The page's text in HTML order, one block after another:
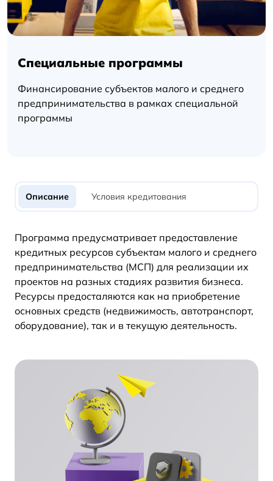
Специальные программы
Финансирование субъектов малого и среднего
предпринимательства в рамках специальной
программы
Описание Условия кредитования
Программа предусматривает предоставление
кредитных ресурсов субъектам малого и среднего
предпринимательства (МСП) для реализации их
проектов на разных стадиях развития бизнеса.
Ресурсы предосталяются как на приобретение
основных средств (недвижимость, автотранспорт,
оборудование), так и в текущую деятельность.